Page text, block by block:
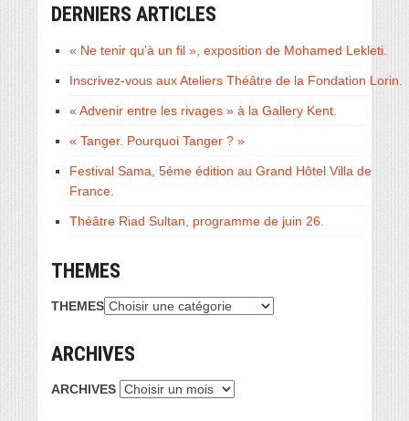
DERNIERS ARTICLES
« Ne tenir qu’à un fil », exposition de Mohamed Lekleti.
Inscrivez-vous aux Ateliers Théâtre de la Fondation Lorin.
« Advenir entre les rivages » à la Gallery Kent.
« Tanger. Pourquoi Tanger ? »
Festival Sama, 5éme édition au Grand Hôtel Villa de
France.
Théâtre Riad Sultan, programme de juin 26.
THEMES
THEMES
ARCHIVES
ARCHIVES